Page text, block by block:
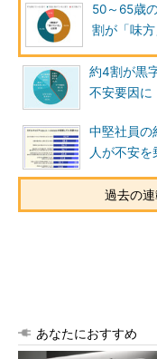
50～65歳
割が「味
約4割が黒
不安要因に
中堅社員の
人が不安
過去の
あなたにおすすめ